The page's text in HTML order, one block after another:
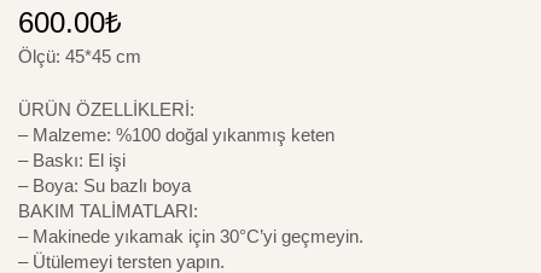
600.00₺
Ölçü: 45*45 cm
ÜRÜN ÖZELLİKLERİ:
– Malzeme: %100 doğal yıkanmış keten
– Baskı: El işi
– Boya: Su bazlı boya
BAKIM TALİMATLARI:
– Makinede yıkamak için 30°C’yi geçmeyin.
– Ütülemeyi tersten yapın.